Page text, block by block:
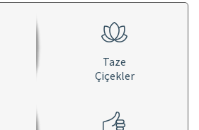
Taze
Çiçekler